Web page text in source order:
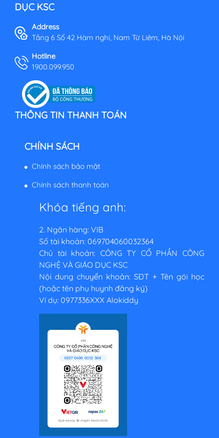
DỤC KSC
Address
Tầng 6 Số 42 Hàm nghi, Nam Từ Liêm, Hà Nội
Hotline
1900.099.950
THÔNG TIN THANH TOÁN
CHÍNH SÁCH
Chính sách bảo mật
Chính sách thanh toán
Khóa tiếng anh:
2. Ngân hàng: VIB
Số tài khoản: 069704060032364
Chủ tài khoản: CÔNG TY CỔ PHẦN CÔNG
NGHỆ VÀ GIÁO DỤC KSC
Nội dung chuyển khoản: SĐT + Tên gói học
(hoặc tên phụ huynh đăng ký)
Ví dụ: 0977336XXX Alokiddy